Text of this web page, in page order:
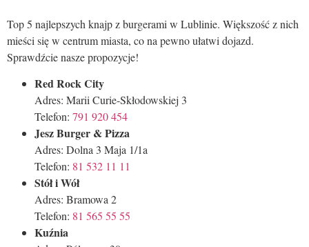
Top 5 najlepszych knajp z burgerami w Lublinie. Większość z nich
mieści się w centrum miasta, co na pewno ułatwi dojazd.
Sprawdźcie nasze propozycje!
Red Rock City
Adres: Marii Curie-Skłodowskiej 3
Telefon: 791 920 454
Jesz Burger & Pizza
Adres: Dolna 3 Maja 1/1a
Telefon: 81 532 11 11
Stół i Wół
Adres: Bramowa 2
Telefon: 81 565 55 55
Kuźnia